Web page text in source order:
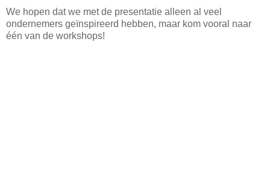
We hopen dat we met de presentatie alleen al veel
ondernemers geïnspireerd hebben, maar kom vooral naar
één van de workshops!